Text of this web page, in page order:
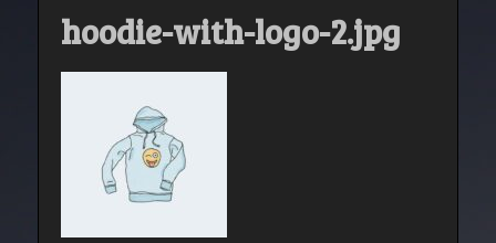
hoodie-with-logo-2.jpg